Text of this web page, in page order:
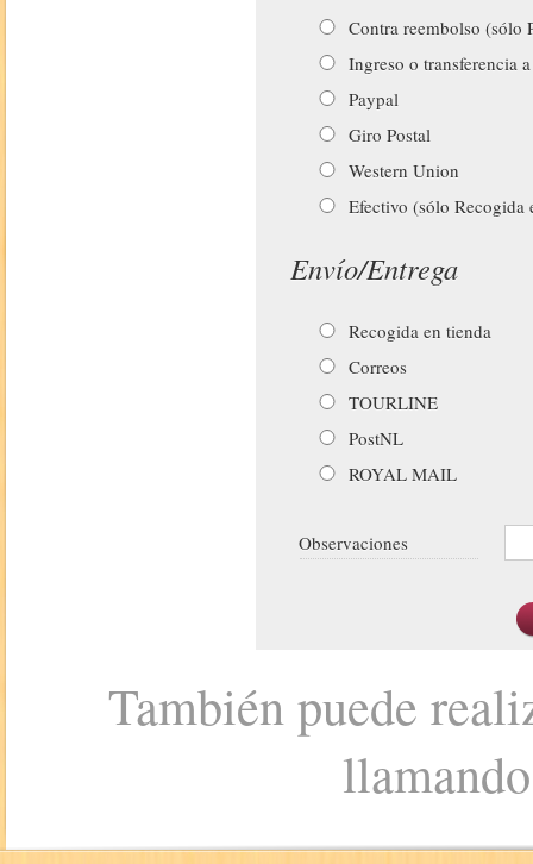
Contra reembolso (sólo
Ingreso o transferencia
Paypal
Giro Postal
Western Union
Efectivo (sólo Recogida
Envío/Entrega
Recogida en tienda
Correos
TOURLINE
PostNL
ROYAL MAIL
Observaciones
También puede